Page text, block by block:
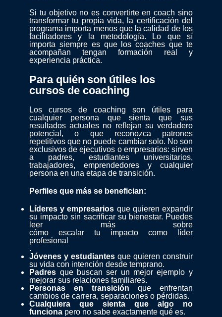
Si tu objetivo no es convertirte en coach sino
transformar tu propia vida, la certificación del
programa importa menos que la calidad de los
facilitadores y la metodología. Lo que sí
importa siempre es que los coaches que te
acompañan tengan formación real y
experiencia práctica.
Para quién son útiles los
cursos de coaching
Los cursos de coaching son útiles para
cualquier persona que sienta que sus
resultados actuales no reflejan su verdadero
potencial, o que reconozca patrones
repetitivos que no puede cambiar solo. No son
exclusivos de ejecutivos o empresarios: sirven
a padres, estudiantes universitarios,
trabajadores, emprendedores y cualquier
persona en una etapa de transición.
Perfiles que más se benefician:
Líderes y empresarios que quieren expandir
su impacto sin sacrificar su bienestar. Puedes
leer más sobre
cómo escalar tu impacto como líder
profesional
.
Jóvenes y estudiantes que quieren construir
su vida con intención desde temprano.
Padres que buscan ser un mejor ejemplo y
mejorar sus relaciones familiares.
Personas en transición que enfrentan
cambios de carrera, separaciones o pérdidas.
Cualquiera que sienta que algo no
funciona pero no sabe exactamente qué es.